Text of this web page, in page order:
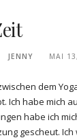
JENNY MAI
dem
Ich habe mich
habe ich
gescheut.